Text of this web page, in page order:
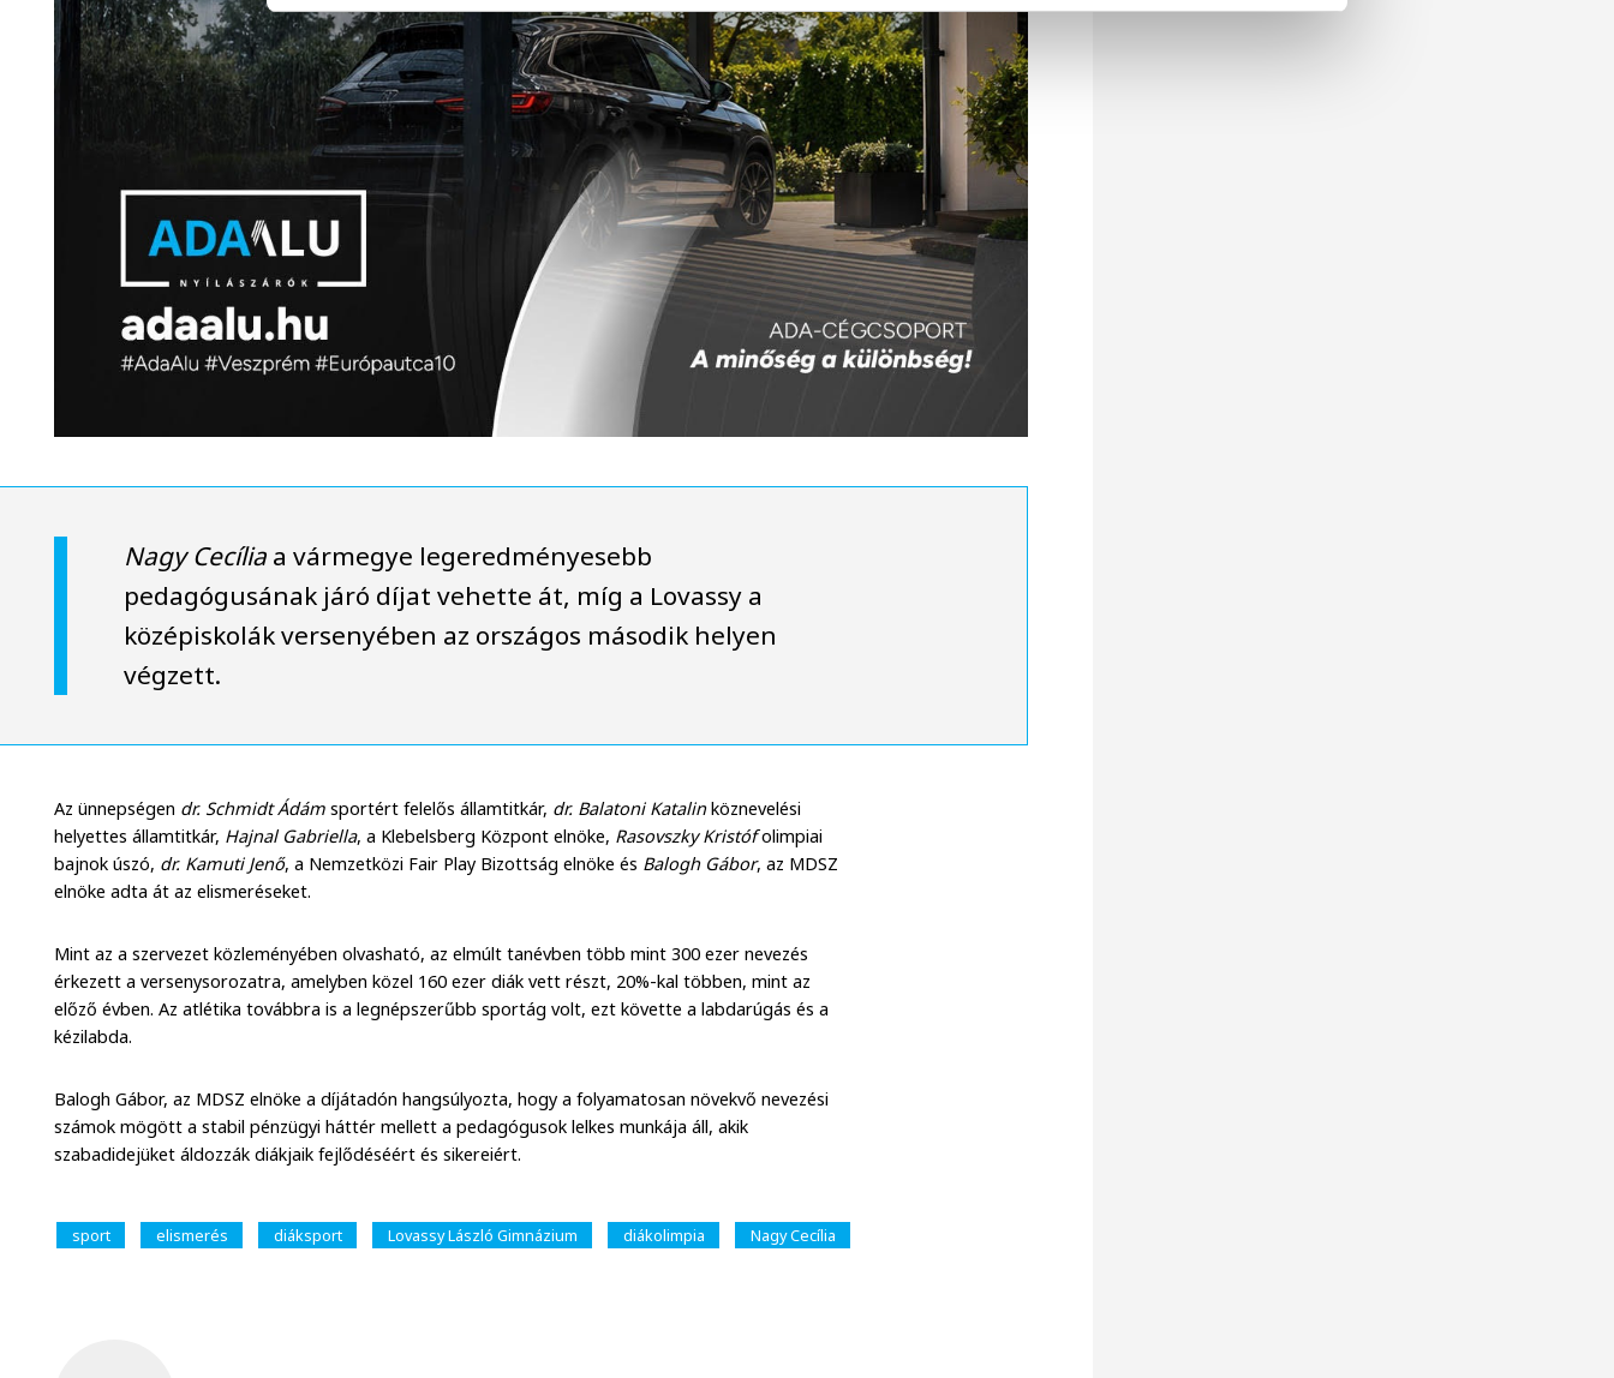
Nagy Cecília a vármegye legeredményesebb
pedagógusának járó díjat vehette át, míg a Lovassy a
középiskolák versenyében az országos második helyen
végzett.
Az ünnepségen dr. Schmidt Ádám sportért felelős államtitkár, dr. Balatoni Katalinköznevelési
helyettes államtitkár, Hajnal Gabriella, a Klebelsberg Központ elnöke, Rasovszky Kristófolimpiai
bajnok úszó, dr. Kamuti Jenő, a Nemzetközi Fair Play Bizottság elnöke és Balogh Gábor, az MDSZ
elnöke adta át az elismeréseket.
Mint az a szervezet közleményében olvasható, az elmúlt tanévben több mint 300 ezer nevezés
érkezett a versenysorozatra, amelyben közel 160 ezer diák vett részt, 20%-kal többen, mint az
előző évben. Az atlétika továbbra is a legnépszerűbb sportág volt, ezt követte a labdarúgás és a
kézilabda.
Balogh Gábor, az MDSZ elnöke a díjátadón hangsúlyozta, hogy a folyamatosan növekvő nevezési
számok mögött a stabil pénzügyi háttér mellett a pedagógusok lelkes munkája áll, akik
szabadidejüket áldozzák diákjaik fejlődéséért és sikereiért.
sport elismerés diáksport Lovassy László Gimnázium diákolimpia Nagy Cecília